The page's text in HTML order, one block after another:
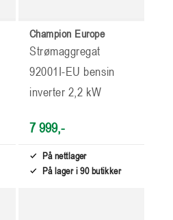
Champion Europe
Strømaggregat
92001I-EU bensin
inverter 2,2 kW
7 999,-
På nettlager
På lager i 90 butikker